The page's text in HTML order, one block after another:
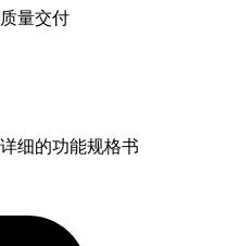
量交付
细的功能规格书